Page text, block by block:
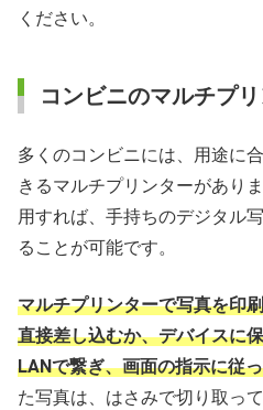
ください。
コンビニのマルチプ
多くのコンビニには、用途に
きるマルチプリンターがあり
用すれば、手持ちのデジタル
ることが可能です。
マルチプリンターで写真を印
直接差し込むか、デバイスに
LANで繋ぎ、画面の指示に従
た写真は、はさみで切り取っ